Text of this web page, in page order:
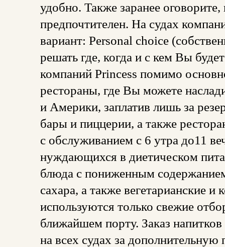
удобно. Также заранее
предпочтителен. На судах
вариант: Personal choice
решать где, когда и с кем Вы
компаний Princess помимо
рестораны, где Вы можете
и Америки, заплатив лишь за
бары и пиццерии, а также
с обслуживанием с 6 утра до11
нуждающихся в диетическом
блюда с пониженным
сахара, а также вегетарианские
используются только свежие
ближайшем порту. Заказ
на всех судах за дополнительную